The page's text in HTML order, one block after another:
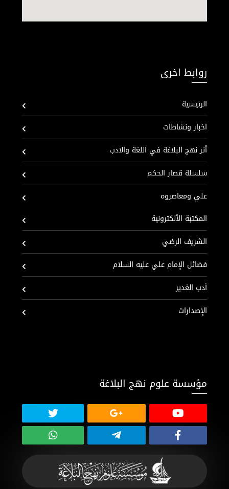
روابط اخرى
الرئيسية
اخبار ونشاطات
أثر نهج البلاغة في اللغة والادب
سلسلة قصار الحكم
علي ومعاصروه
المكتبة الألكترونية
الشريف الرضي
فضائل الإمام علي عليه السلام
أدب الغدير
الإصدارات
مؤسسة علوم نهج البلاغة